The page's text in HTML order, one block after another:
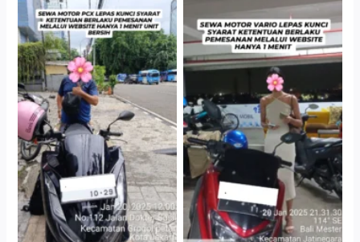
Antar Jemput Kendaraan
Cityplaza Jatinegara
Gedung Parkir P6A